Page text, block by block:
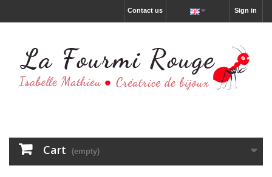
Sign in
Contact us
Cart (empty)